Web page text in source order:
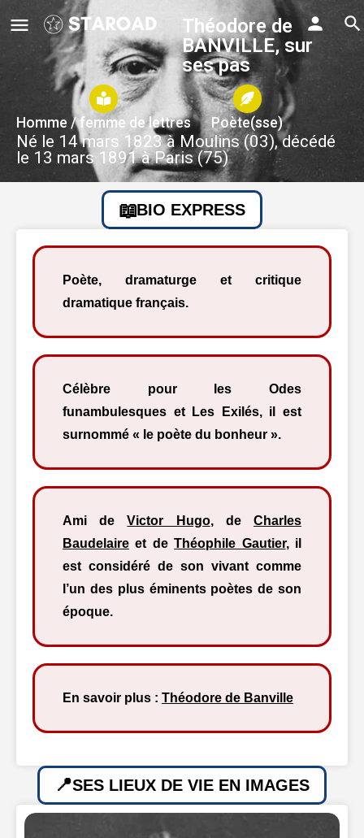
Théodore de
BANVILLE, sur
ses pas
Homme / femme de lettres Poète(sse)
Né le 14 mars 1823 à Moulins (03), décédé
le 13 mars 1891 à Paris (75)
BIO EXPRESS
Poète, dramaturge et critique
dramatique français.
Célèbre pour les Odes
funambulesques et Les Exilés, il est
surnommé « le poète du bonheur ».
Ami deVictor Hugo, deCharles
Baudelaire et deThéophile Gautier, il
est considéré de son vivant comme
l’un des plus éminents poètes de son
époque.
En savoir plus : Théodore de Banville
SES LIEUX DE VIE EN IMAGES